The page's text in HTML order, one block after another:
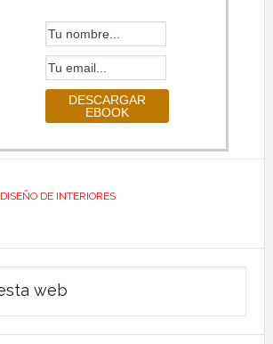
DISEÑO DE INTERIORES